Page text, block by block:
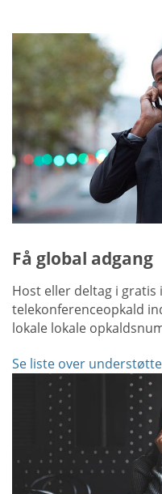
Få global adgang
Host eller deltag i
telekonferenceopkald
lokale lokale
Se liste over